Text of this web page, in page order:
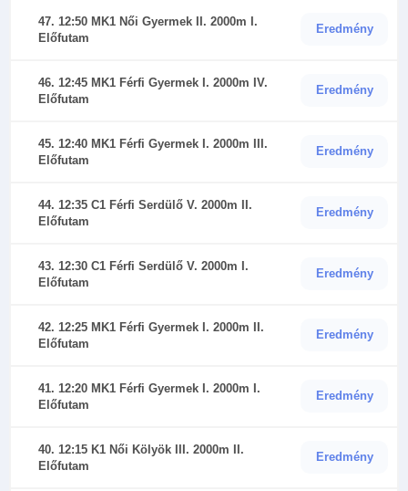
47. 12:50 MK1 Női Gyermek II. 2000m I.
Előfutam
Eredmény
46. 12:45 MK1 Férfi Gyermek I. 2000m IV.
Előfutam
Eredmény
45. 12:40 MK1 Férfi Gyermek I. 2000m III.
Előfutam
Eredmény
44. 12:35 C1 Férfi Serdülő V. 2000m II.
Előfutam
Eredmény
43. 12:30 C1 Férfi Serdülő V. 2000m I.
Előfutam
Eredmény
42. 12:25 MK1 Férfi Gyermek I. 2000m II.
Előfutam
Eredmény
41. 12:20 MK1 Férfi Gyermek I. 2000m I.
Előfutam
Eredmény
40. 12:15 K1 Női Kölyök III. 2000m II.
Előfutam
Eredmény